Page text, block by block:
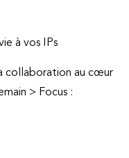
à vos IPs
collaboration au cœur
> Focus :